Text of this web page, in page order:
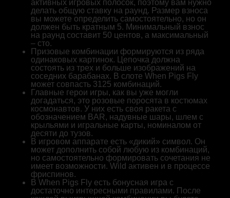
активных игровых полосок, поэтому вам нужно
делать общую ставку на раунд. Размер взноса
вы можете определить самостоятельно, но он
должен быть кратным 5. Минимальный взнос
на раунд составит 50 центов, а максимальный
– сто.
Призовые комбинации формируются из ряда
одинаковых картинок. Цепочка должна
состоять из трех и больше изображений на
соседних барабанах. В слоте When Pigs Fly
может совпасть 3125 комбинаций.
Главные герои игры, как вы уже могли
догадаться, это розовые поросята в костюмах
космонавтов. У них есть своя ракета с
обозначением BAR, надувные шары, шлем с
крыльями и игральные карты, номиналом от
десяти до тузов.
В игровом аппарате есть «дикий» символ. Он
может дополнить собой любую из комбинаций,
но самостоятельно формировать сочетания не
имеет возможности. Wild активен и в процессе
фриспинов.
В When Pigs Fly есть бонусная игра с
достаточно интересными правилами. После